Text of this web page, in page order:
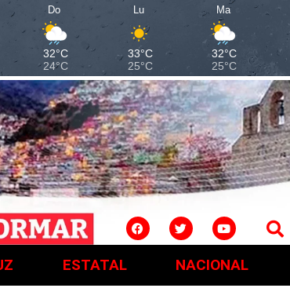
Do
32°C
24°C
Lu
33°C
25°C
Ma
32°C
25°C
ESTATAL NACIONAL